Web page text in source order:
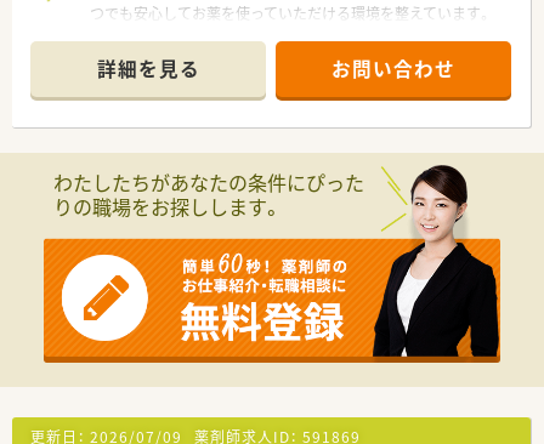
つでも安心してお薬を使っていただける環境を整えています。
トもしっかりしています。
ドライブスルーを設置している薬局も有、高度な在宅医療にも積
極的に携わっています。
JR五能線の五所川原駅から徒歩で5分の位置にある、門前薬局で
す。
門前薬局のため、内科の他、呼吸器科,・消化器科・ 循環器科等の
詳細を見る お問い合わせ
わたしたちがあなたの条件にぴった
りの職場をお探しします。
更新日： 2026/07/09 薬剤師求人ID： 591869